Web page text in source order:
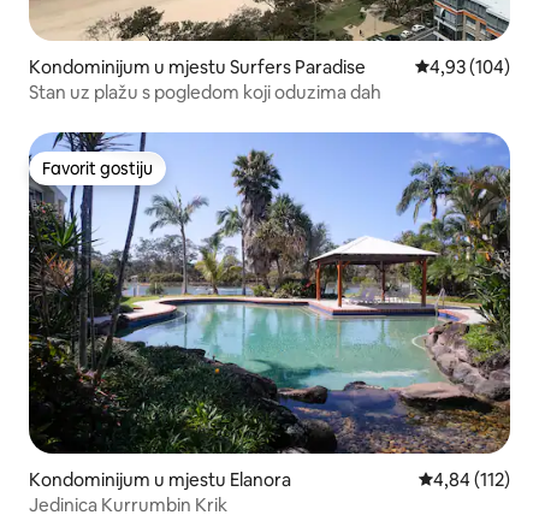
Kondominijum u mjestu Surfers Paradise prosječna
4,93 (104)
Stan uz plažu s pogledom koji oduzima dah
Favorit gostiju
Favorit gostiju
Kondominijum u mjestu Elanora prosječna
4,84 (112)
Jedinica Kurrumbin Krik